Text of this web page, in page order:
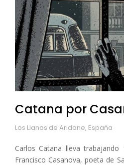
Catana por
Los Llanos de Aridane, España
Carlos Catana lleva
Francisco Casanova, poeta de